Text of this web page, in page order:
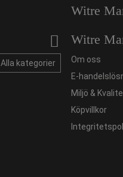
Alla kategorier
Witre
Witre
Om oss
E-
Miljö &
Köpvillkor